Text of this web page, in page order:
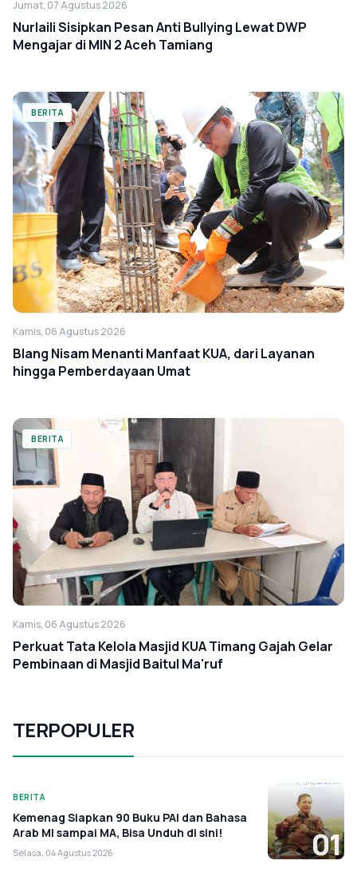
Jumat, 07 Agustus 2026
Nurlaili Sisipkan Pesan Anti Bullying Lewat DWP
Mengajar di MIN 2 Aceh Tamiang
BERITA
Kamis, 06 Agustus 2026
Blang Nisam Menanti Manfaat KUA, dari Layanan
hingga Pemberdayaan Umat
BERITA
Kamis, 06 Agustus 2026
Perkuat Tata Kelola Masjid KUA Timang Gajah Gelar
Pembinaan di Masjid Baitul Ma'ruf
TERPOPULER
BERITA
Kemenag Siapkan 90 Buku PAI dan Bahasa
Arab MI sampai MA, Bisa Unduh di sini!
Selasa, 04 Agustus 2026 01